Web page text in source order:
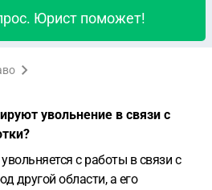
Юрист поможет!
увольнение в связи с
с работы в связи с
другой области, а его